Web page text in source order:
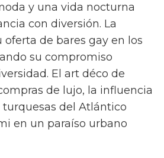
y una vida nocturna
con diversión. La
de bares gay en los
su compromiso
El art déco de
de lujo, la influencia
turquesas del Atlántico
en un paraíso urbano